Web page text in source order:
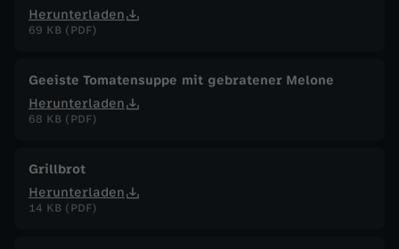
Herunterladen
69 KB (PDF)
Geeiste Tomatensuppe mit gebratener Melone
Herunterladen
68 KB (PDF)
Grillbrot
Herunterladen
14 KB (PDF)